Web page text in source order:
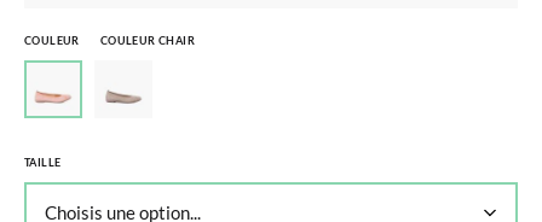
COULEUR COULEUR CHAIR
TAILLE